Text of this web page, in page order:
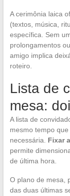
A cerimônia laica
(textos, música,
específica. Sem
prolongamentos
amigo implica
roteiro.
Lista de
mesa:
A lista de
mesmo tempo
necessária. Fixar
permite
de última hora.
O plano de mesa,
das duas últimas